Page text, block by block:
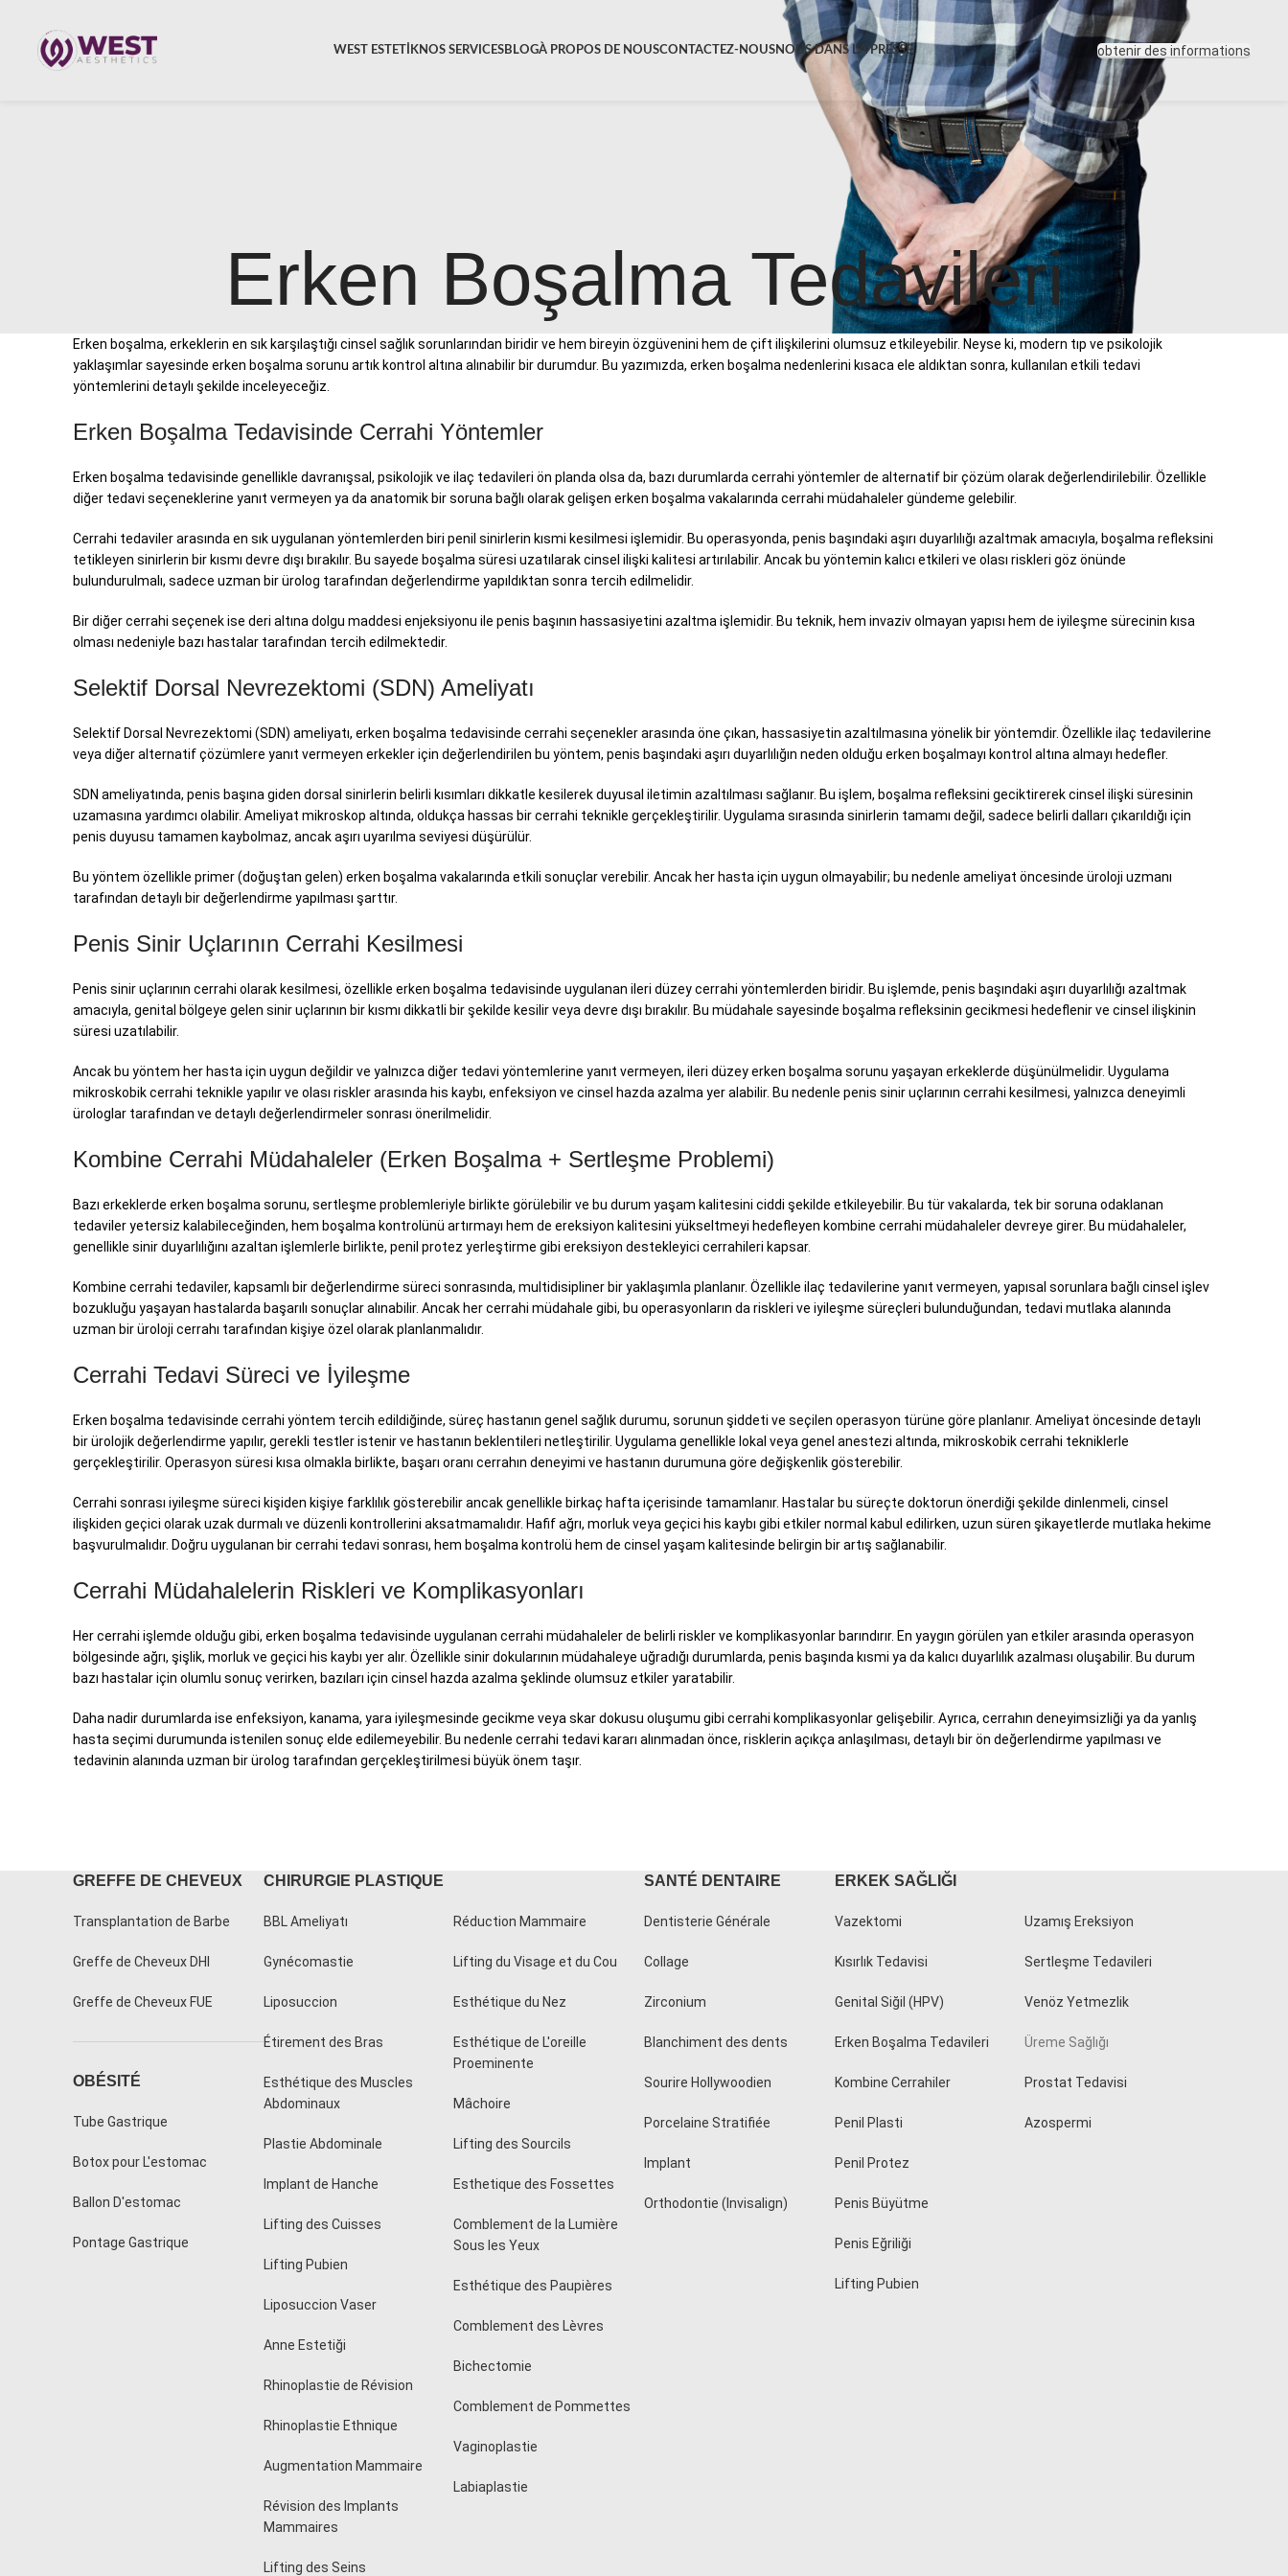
WEST ESTETİKNOS SERVICESBLOGÀ PROPOS DE NOUSCONTACTEZ-NOUSNOUS DANS LA PRESSE obtenir des informations
Erken Boşalma Tedavileri
Erken boşalma, erkeklerin en sık karşılaştığı cinsel sağlık sorunlarından biridir ve hem bireyin özgüvenini hem de çift ilişkilerini olumsuz etkileyebilir. Neyse ki, modern tıp ve psikolojik
yaklaşımlar sayesinde erken boşalma sorunu artık kontrol altına alınabilir bir durumdur. Bu yazımızda, erken boşalma nedenlerini kısaca ele aldıktan sonra, kullanılan etkili tedavi
yöntemlerini detaylı şekilde inceleyeceğiz.
Erken Boşalma Tedavisinde Cerrahi Yöntemler
Erken boşalma tedavisinde genellikle davranışsal, psikolojik ve ilaç tedavileri ön planda olsa da, bazı durumlarda cerrahi yöntemler de alternatif bir çözüm olarak değerlendirilebilir. Özellikle
diğer tedavi seçeneklerine yanıt vermeyen ya da anatomik bir soruna bağlı olarak gelişen erken boşalma vakalarında cerrahi müdahaleler gündeme gelebilir.
Cerrahi tedaviler arasında en sık uygulanan yöntemlerden biri penil sinirlerin kısmi kesilmesi işlemidir. Bu operasyonda, penis başındaki aşırı duyarlılığı azaltmak amacıyla, boşalma refleksini
tetikleyen sinirlerin bir kısmı devre dışı bırakılır. Bu sayede boşalma süresi uzatılarak cinsel ilişki kalitesi artırılabilir. Ancak bu yöntemin kalıcı etkileri ve olası riskleri göz önünde
bulundurulmalı, sadece uzman bir ürolog tarafından değerlendirme yapıldıktan sonra tercih edilmelidir.
Bir diğer cerrahi seçenek ise deri altına dolgu maddesi enjeksiyonu ile penis başının hassasiyetini azaltma işlemidir. Bu teknik, hem invaziv olmayan yapısı hem de iyileşme sürecinin kısa
olması nedeniyle bazı hastalar tarafından tercih edilmektedir.
Selektif Dorsal Nevrezektomi (SDN) Ameliyatı
Selektif Dorsal Nevrezektomi (SDN) ameliyatı, erken boşalma tedavisinde cerrahi seçenekler arasında öne çıkan, hassasiyetin azaltılmasına yönelik bir yöntemdir. Özellikle ilaç tedavilerine
veya diğer alternatif çözümlere yanıt vermeyen erkekler için değerlendirilen bu yöntem, penis başındaki aşırı duyarlılığın neden olduğu erken boşalmayı kontrol altına almayı hedefler.
SDN ameliyatında, penis başına giden dorsal sinirlerin belirli kısımları dikkatle kesilerek duyusal iletimin azaltılması sağlanır. Bu işlem, boşalma refleksini geciktirerek cinsel ilişki süresinin
uzamasına yardımcı olabilir. Ameliyat mikroskop altında, oldukça hassas bir cerrahi teknikle gerçekleştirilir. Uygulama sırasında sinirlerin tamamı değil, sadece belirli dalları çıkarıldığı için
penis duyusu tamamen kaybolmaz, ancak aşırı uyarılma seviyesi düşürülür.
Bu yöntem özellikle primer (doğuştan gelen) erken boşalma vakalarında etkili sonuçlar verebilir. Ancak her hasta için uygun olmayabilir; bu nedenle ameliyat öncesinde üroloji uzmanı
tarafından detaylı bir değerlendirme yapılması şarttır.
Penis Sinir Uçlarının Cerrahi Kesilmesi
Penis sinir uçlarının cerrahi olarak kesilmesi, özellikle erken boşalma tedavisinde uygulanan ileri düzey cerrahi yöntemlerden biridir. Bu işlemde, penis başındaki aşırı duyarlılığı azaltmak
amacıyla, genital bölgeye gelen sinir uçlarının bir kısmı dikkatli bir şekilde kesilir veya devre dışı bırakılır. Bu müdahale sayesinde boşalma refleksinin gecikmesi hedeflenir ve cinsel ilişkinin
süresi uzatılabilir.
Ancak bu yöntem her hasta için uygun değildir ve yalnızca diğer tedavi yöntemlerine yanıt vermeyen, ileri düzey erken boşalma sorunu yaşayan erkeklerde düşünülmelidir. Uygulama
mikroskobik cerrahi teknikle yapılır ve olası riskler arasında his kaybı, enfeksiyon ve cinsel hazda azalma yer alabilir. Bu nedenle penis sinir uçlarının cerrahi kesilmesi, yalnızca deneyimli
ürologlar tarafından ve detaylı değerlendirmeler sonrası önerilmelidir.
Kombine Cerrahi Müdahaleler (Erken Boşalma + Sertleşme Problemi)
Bazı erkeklerde erken boşalma sorunu, sertleşme problemleriyle birlikte görülebilir ve bu durum yaşam kalitesini ciddi şekilde etkileyebilir. Bu tür vakalarda, tek bir soruna odaklanan
tedaviler yetersiz kalabileceğinden, hem boşalma kontrolünü artırmayı hem de ereksiyon kalitesini yükseltmeyi hedefleyen kombine cerrahi müdahaleler devreye girer. Bu müdahaleler,
genellikle sinir duyarlılığını azaltan işlemlerle birlikte, penil protez yerleştirme gibi ereksiyon destekleyici cerrahileri kapsar.
Kombine cerrahi tedaviler, kapsamlı bir değerlendirme süreci sonrasında, multidisipliner bir yaklaşımla planlanır. Özellikle ilaç tedavilerine yanıt vermeyen, yapısal sorunlara bağlı cinsel işlev
bozukluğu yaşayan hastalarda başarılı sonuçlar alınabilir. Ancak her cerrahi müdahale gibi, bu operasyonların da riskleri ve iyileşme süreçleri bulunduğundan, tedavi mutlaka alanında
uzman bir üroloji cerrahı tarafından kişiye özel olarak planlanmalıdır.
Cerrahi Tedavi Süreci ve İyileşme
Erken boşalma tedavisinde cerrahi yöntem tercih edildiğinde, süreç hastanın genel sağlık durumu, sorunun şiddeti ve seçilen operasyon türüne göre planlanır. Ameliyat öncesinde detaylı
bir ürolojik değerlendirme yapılır, gerekli testler istenir ve hastanın beklentileri netleştirilir. Uygulama genellikle lokal veya genel anestezi altında, mikroskobik cerrahi tekniklerle
gerçekleştirilir. Operasyon süresi kısa olmakla birlikte, başarı oranı cerrahın deneyimi ve hastanın durumuna göre değişkenlik gösterebilir.
Cerrahi sonrası iyileşme süreci kişiden kişiye farklılık gösterebilir ancak genellikle birkaç hafta içerisinde tamamlanır. Hastalar bu süreçte doktorun önerdiği şekilde dinlenmeli, cinsel
ilişkiden geçici olarak uzak durmalı ve düzenli kontrollerini aksatmamalıdır. Hafif ağrı, morluk veya geçici his kaybı gibi etkiler normal kabul edilirken, uzun süren şikayetlerde mutlaka hekime
başvurulmalıdır. Doğru uygulanan bir cerrahi tedavi sonrası, hem boşalma kontrolü hem de cinsel yaşam kalitesinde belirgin bir artış sağlanabilir.
Cerrahi Müdahalelerin Riskleri ve Komplikasyonları
Her cerrahi işlemde olduğu gibi, erken boşalma tedavisinde uygulanan cerrahi müdahaleler de belirli riskler ve komplikasyonlar barındırır. En yaygın görülen yan etkiler arasında operasyon
bölgesinde ağrı, şişlik, morluk ve geçici his kaybı yer alır. Özellikle sinir dokularının müdahaleye uğradığı durumlarda, penis başında kısmi ya da kalıcı duyarlılık azalması oluşabilir. Bu durum
bazı hastalar için olumlu sonuç verirken, bazıları için cinsel hazda azalma şeklinde olumsuz etkiler yaratabilir.
Daha nadir durumlarda ise enfeksiyon, kanama, yara iyileşmesinde gecikme veya skar dokusu oluşumu gibi cerrahi komplikasyonlar gelişebilir. Ayrıca, cerrahın deneyimsizliği ya da yanlış
hasta seçimi durumunda istenilen sonuç elde edilemeyebilir. Bu nedenle cerrahi tedavi kararı alınmadan önce, risklerin açıkça anlaşılması, detaylı bir ön değerlendirme yapılması ve
tedavinin alanında uzman bir ürolog tarafından gerçekleştirilmesi büyük önem taşır.
GREFFE DE CHEVEUX
Transplantation de Barbe
Greffe de Cheveux DHI
Greffe de Cheveux FUE
OBÉSITÉ
Tube Gastrique
Botox pour L'estomac
Ballon D'estomac
Pontage Gastrique
CHIRURGIE PLASTIQUE
BBL Ameliyatı
Gynécomastie
Liposuccion
Étirement des Bras
Esthétique des Muscles
Abdominaux
Plastie Abdominale
Implant de Hanche
Lifting des Cuisses
Lifting Pubien
Liposuccion Vaser
Anne Estetiği
Rhinoplastie de Révision
Rhinoplastie Ethnique
Augmentation Mammaire
Révision des Implants
Mammaires
Lifting des Seins
Réduction Mammaire
Lifting du Visage et du Cou
Esthétique du Nez
Esthétique de L'oreille
Proeminente
Mâchoire
Lifting des Sourcils
Esthetique des Fossettes
Comblement de la Lumière
Sous les Yeux
Esthétique des Paupières
Comblement des Lèvres
Bichectomie
Comblement de Pommettes
Vaginoplastie
Labiaplastie
SANTÉ DENTAIRE
Dentisterie Générale
Collage
Zirconium
Blanchiment des dents
Sourire Hollywoodien
Porcelaine Stratifiée
Implant
Orthodontie (Invisalign)
ERKEK SAĞLIĞI
Vazektomi
Kısırlık Tedavisi
Genital Siğil (HPV)
Erken Boşalma Tedavileri
Kombine Cerrahiler
Penil Plasti
Penil Protez
Penis Büyütme
Penis Eğriliği
Lifting Pubien
Uzamış Ereksiyon
Sertleşme Tedavileri
Venöz Yetmezlik
Üreme Sağlığı
Prostat Tedavisi
Azospermi